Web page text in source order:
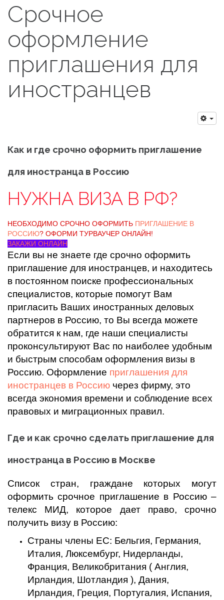
Срочное
оформление
приглашения для
иностранцев
Как и где срочно оформить приглашение
для иностранца в Россию
НУЖНА ВИЗА В РФ?
НЕОБХОДИМО СРОЧНО ОФОРМИТЬ ПРИГЛАШЕНИЕ В
РОССИЮ? ОФОРМИ ТУРВАУЧЕР ОНЛАЙН!
ЗАКАЖИ ОНЛАЙН
Если вы не знаете где срочно оформить
приглашение для иностранцев, и находитесь
в постоянном поиске профессиональных
специалистов, которые помогут Вам
пригласить Ваших иностранных деловых
партнеров в Россию, то Вы всегда можете
обратится к нам, где наши специалисты
проконсультируют Вас по наиболее удобным
и быстрым способам оформления визы в
Россию. Оформление приглашения для
иностранцев в Россию через фирму, это
всегда экономия времени и соблюдение всех
правовых и миграционных правил.
Где и как срочно сделать приглашение для
иностранца в Россию в Москве
Список стран, граждане которых могут
оформить срочное приглашение в Россию –
телекс МИД, которое дает право, срочно
получить визу в Россию:
Страны члены ЕС: Бельгия, Германия,
Италия, Люксембург, Нидерланды,
Франция, Великобритания ( Англия,
Ирландия, Шотландия ), Дания,
Ирландия, Греция, Португалия, Испания,